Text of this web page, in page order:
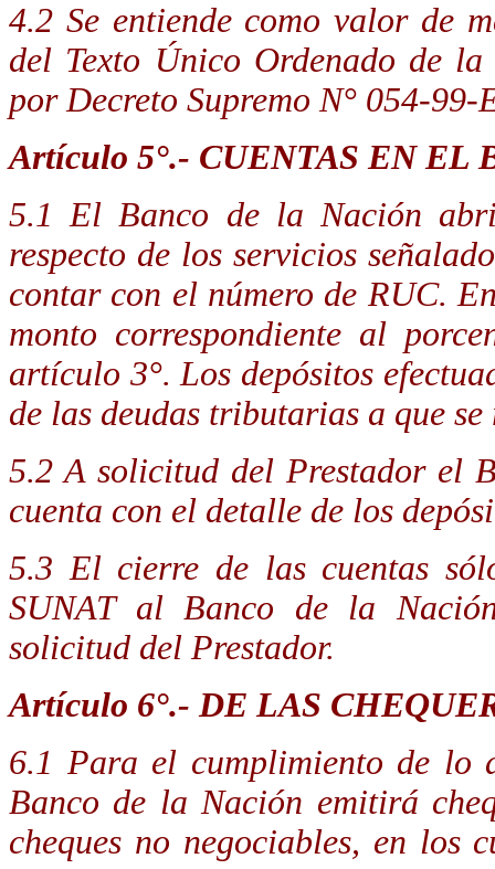
4.2 Se entiende como valor de
del Texto Único Ordenado de
por Decreto Supremo N° 054-
Artículo 5°.- CUENTAS EN EL
5.1 El Banco de la Nación
respecto de los servicios
contar con el número de RUC.
monto correspondiente al
artículo 3°. Los depósitos
de las deudas tributarias a que
5.2 A solicitud del Prestador el
cuenta con el detalle de los
5.3 El cierre de las cuentas
SUNAT al Banco de la
solicitud del Prestador.
Artículo 6°.- DE LAS
6.1 Para el cumplimiento de lo
Banco de la Nación emitirá
cheques no negociables, en los